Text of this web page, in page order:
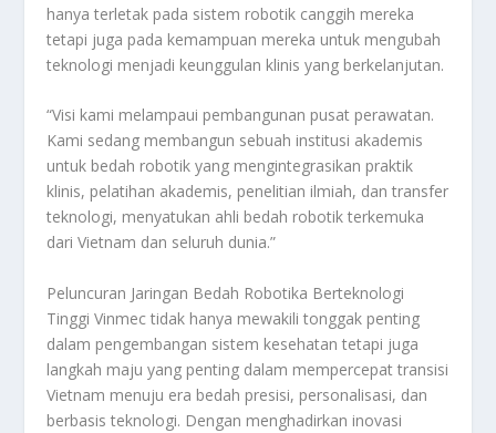
hanya terletak pada sistem robotik canggih mereka
tetapi juga pada kemampuan mereka untuk mengubah
teknologi menjadi keunggulan klinis yang berkelanjutan.
“Visi kami melampaui pembangunan pusat perawatan.
Kami sedang membangun sebuah institusi akademis
untuk bedah robotik yang mengintegrasikan praktik
klinis, pelatihan akademis, penelitian ilmiah, dan transfer
teknologi, menyatukan ahli bedah robotik terkemuka
dari Vietnam dan seluruh dunia.”
Peluncuran Jaringan Bedah Robotika Berteknologi
Tinggi Vinmec tidak hanya mewakili tonggak penting
dalam pengembangan sistem kesehatan tetapi juga
langkah maju yang penting dalam mempercepat transisi
Vietnam menuju era bedah presisi, personalisasi, dan
berbasis teknologi. Dengan menghadirkan inovasi